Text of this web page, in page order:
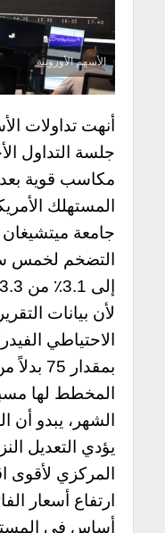
الأسهم الأوروبية
جلسة التداول
مكاسب قوية بعد
المستهلك
جامعة
التضخم لخمس
لأن بيانات
الاحتياطي
المخطط لها
الشهر، يبدو أن
يؤدي التعديل
المركزي لأقوى
أساس في